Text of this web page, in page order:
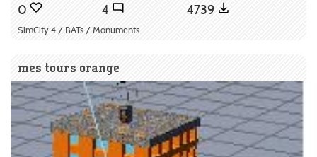
0 4 4739
SimCity 4 / BATs / Monuments
mes tours orange